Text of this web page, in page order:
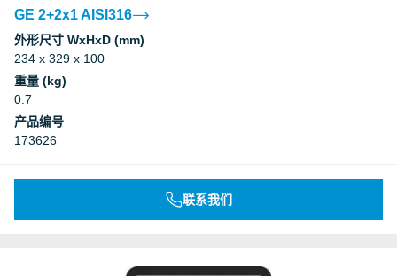
GE 2+2x1 AISI316
外形尺寸 WxHxD (mm)
234 x 329 x 100
重量 (kg)
0.7
产品编号
173626
联系我们